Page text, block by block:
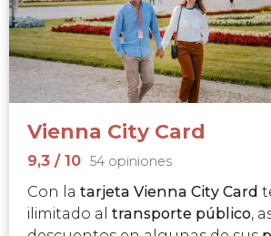
Vienna City Card
9,3 / 10 54 opiniones
Con la tarjeta Vienna City Card
ilimitado al transporte público,